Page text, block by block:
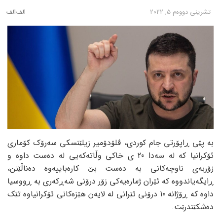
تشرینی دووه‌م 5, 2022
بە پێی ڕاپۆرتی جام کوردی، ڤلۆدۆمیر زیلێنسکی سەرۆک کۆماری
ئۆکرانیا کە لە سەدا 20 ی خاکی وڵاتەکەیی لە دەست داوە و
زۆربەی ناوچەکانی بە دەست بێ کارەباییەوە دەناڵێنن،
ڕایگەیاندووە کە ئێران ژمارەیەکی زۆر درۆنی شەڕکەری بە ڕووسیا
داوە کە ڕۆژانە 10 درۆنی ئێرانی لە لایەن هێزەکانی ئۆکرانیاوە تێک
دەشکێندرێت.